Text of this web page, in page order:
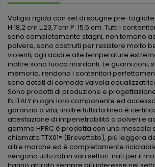
Valigia rigida con set di spugne pre-
H.18,2 cm L.23,7 cm P. 15,5 cm. Tutti i
sono completamente stagni, non temono
polvere, sono costruiti per resistere molto
violenti, agli acidi e alle temperature
inoltre sono fuoco ritardanti. Le guarnizioni,
memoria, rendono i contenitori
sono dotati di comoda valvola
Sono prodotti di produzione e
IN ITALY in ogni loro componente ed
garanzia a vita, inoltre tutta la linea è
attestazione di impenetrabilità a polveri e
gamma HPRC è prodotta con una mescola
chiamato TTX01® (Brevettato), più leggera
altre marche ed è completamente
vengono utilizzati in vari settori: nati per il